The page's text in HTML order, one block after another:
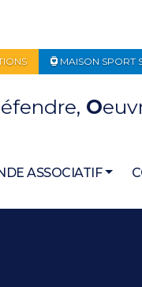
MAISON SPORT
éfendre, O
ASSOCIATIF